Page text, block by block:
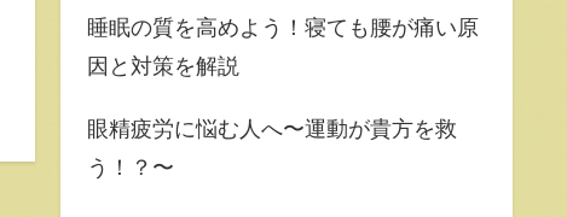
睡眠の質を高めよう！寝ても腰が痛い原
因と対策を解説
眼精疲労に悩む人へ〜運動が貴方を救
う！？〜